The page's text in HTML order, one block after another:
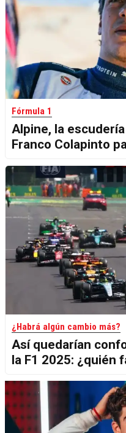
Fórmula 1
Alpine, la
Franco Colapinto
¿Habrá algún cambio más?
Así quedarían
la F1 2025: ¿quién